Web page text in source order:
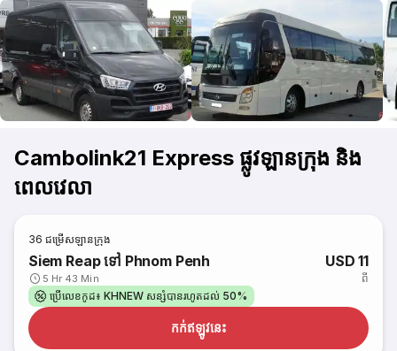
Cambolink21 Express ផ្លូវឡានក្រុង និង
ពេលវេលា
36 ជម្រើសឡានក្រុង
Siem Reap ទៅ Phnom Penh
5 Hr 43 Min
USD 11
ពី
ប្រើលេខកូដ៖ KHNEW សន្សំបានរហូតដល់ 50%
កក់​ឥឡូវនេះ